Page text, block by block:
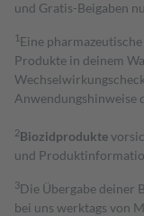
und Gratis-Beigaben
1 Eine
Produkte in deinem
Anwendungshinweise
2Biozidprodukte
und
3Die Übergabe deiner
bei uns werktags von